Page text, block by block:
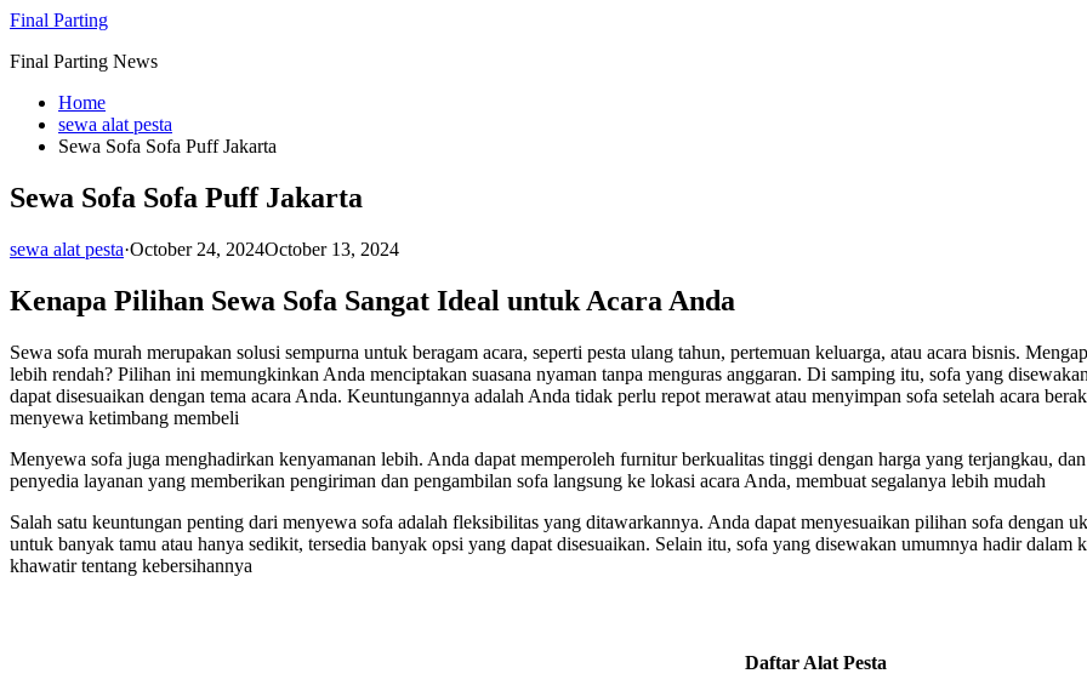
Skip
content
Final Parting
Final Parting News
Home
sewa alat pesta
Sewa Sofa Sofa Puff Jakarta
Sewa Sofa Sofa Puff Jakarta
sewa alat pesta·October 24, 2024October 13, 2024
Kenapa Pilihan Sewa Sofa Sangat Ideal untuk Acara Anda
Sewa sofa murah merupakan solusi sempurna untuk beragam acara, seperti pesta ulang tahun, pertemuan keluarga, atau acara bisnis.
lebih rendah? Pilihan ini memungkinkan Anda menciptakan suasana nyaman tanpa menguras anggaran. Di samping itu, sofa yang
dapat disesuaikan dengan tema acara Anda. Keuntungannya adalah Anda tidak perlu repot merawat atau menyimpan sofa setelah acara
menyewa ketimbang membeli
Menyewa sofa juga menghadirkan kenyamanan lebih. Anda dapat memperoleh furnitur berkualitas tinggi dengan harga yang terjangkau,
penyedia layanan yang memberikan pengiriman dan pengambilan sofa langsung ke lokasi acara Anda, membuat segalanya lebih mudah
Salah satu keuntungan penting dari menyewa sofa adalah fleksibilitas yang ditawarkannya. Anda dapat menyesuaikan pilihan sofa dengan
untuk banyak tamu atau hanya sedikit, tersedia banyak opsi yang dapat disesuaikan. Selain itu, sofa yang disewakan umumnya hadir
khawatir tentang kebersihannya
Daftar Alat Pesta